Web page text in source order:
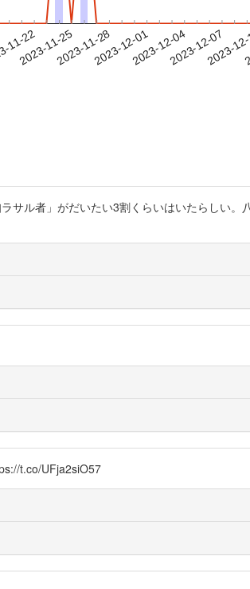
11-22
2023-11-252023-11-282023-12-012023-12-042023-12-07
2023-
サル者」がだいたい3割くらいはいたらしい
t.co/UFja2siO57